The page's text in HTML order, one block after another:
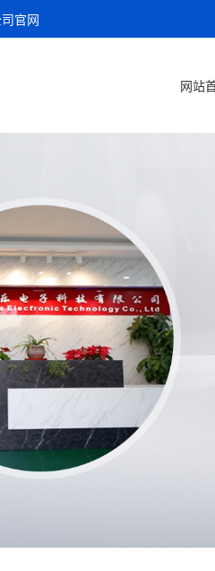
官网
网站